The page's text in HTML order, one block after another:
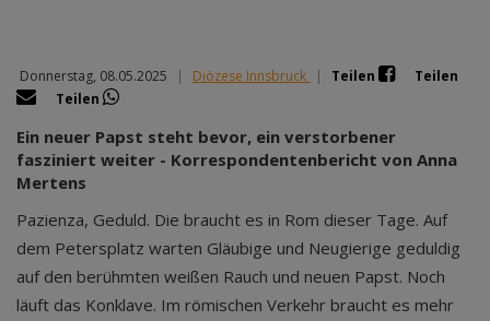
Donnerstag, 08.05.2025 | Diözese Innsbruck | Teilen
Teilen
Teilen
Ein neuer Papst steht bevor, ein verstorbener
fasziniert weiter - Korrespondentenbericht von Anna
Mertens
Pazienza, Geduld. Die braucht es in Rom dieser Tage. Auf
dem Petersplatz warten Gläubige und Neugierige geduldig
auf den berühmten weißen Rauch und neuen Papst. Noch
läuft das Konklave. Im römischen Verkehr braucht es mehr